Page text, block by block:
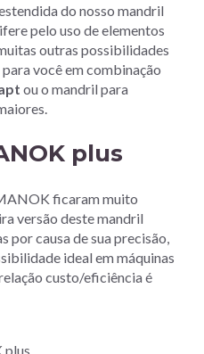
do nosso mandril
pelo uso de elementos
outras possibilidades
você em combinação
ou o mandril para
plus
ficaram muito
versão deste mandril
por causa de sua precisão,
ideal em máquinas
custo/eficiência é